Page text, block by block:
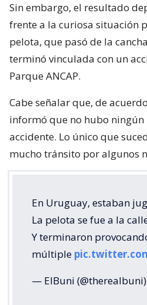
Sin embargo, el resultado
frente a la curiosa situación
pelota, que pasó de la
terminó vinculada con un
Parque ANCAP.
Cabe señalar que, de
informó que no hubo ningún
accidente. Lo único que
mucho tránsito por algunos
En Uruguay, estaban
La pelota se fue a la
Y terminaron
múltiple
— ElBuni (@therealbuni)